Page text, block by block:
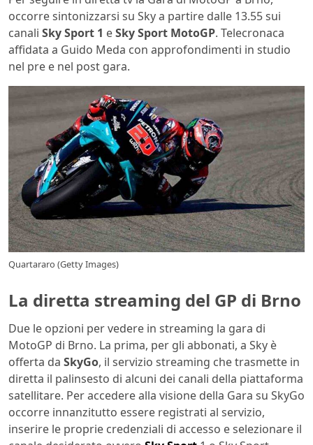
occorre sintonizzarsi su Sky a partire dalle 13.55 sui
canali Sky Sport 1 eSky Sport MotoGP. Telecronaca
affidata a Guido Meda con approfondimenti in studio
nel pre e nel post gara.
Quartararo (Getty Images)
La diretta streaming del GP di Brno
Due le opzioni per vedere in streaming la gara di
MotoGP di Brno. La prima, per gli abbonati, a Sky è
offerta da SkyGo, il servizio streaming che trasmette in
diretta il palinsesto di alcuni dei canali della piattaforma
satellitare. Per accedere alla visione della Gara su SkyGo
occorre innanzitutto essere registrati al servizio,
inserire le proprie credenziali di accesso e selezionare il